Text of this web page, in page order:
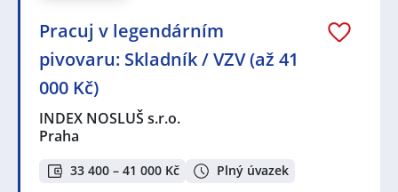
Pracuj v legendárním
pivovaru: Skladník / VZV (až 41
000 Kč)
INDEX NOSLUŠ s.r.o.
Praha
33 400 – 41 000 Kč Plný úvazek